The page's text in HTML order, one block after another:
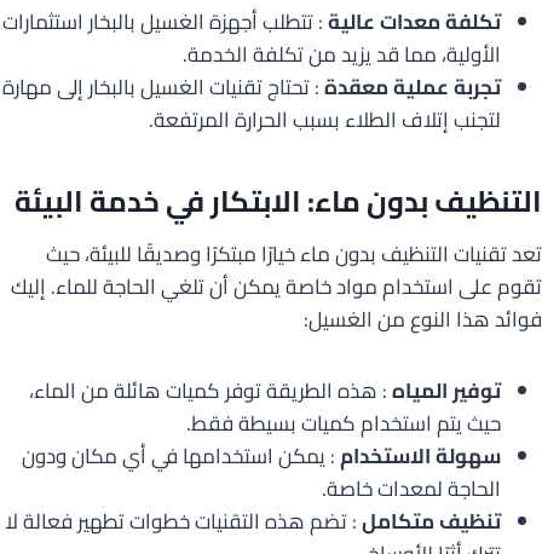
تكلفة معدات عالية: تتطلب أجهزة الغسيل بالبخار استثمارات
الأولية، مما قد يزيد من تكلفة الخدمة.
تجربة عملية معقدة: تحتاج تقنيات الغسيل بالبخار إلى مهارة
لتجنب إتلاف الطلاء بسبب الحرارة المرتفعة.
التنظيف بدون ماء: الابتكار في خدمة البيئة
تعد تقنيات التنظيف بدون ماء خيارًا مبتكرًا وصديقًا للبيئة، حيث
تقوم على استخدام مواد خاصة يمكن أن تلغي الحاجة للماء. إليك
فوائد هذا النوع من الغسيل:
توفير المياه: هذه الطريقة توفر كميات هائلة من الماء،
حيث يتم استخدام كميات بسيطة فقط.
سهولة الاستخدام: يمكن استخدامها في أي مكان ودون
الحاجة لمعدات خاصة.
تنظيف متكامل: تضم هذه التقنيات خطوات تطهير فعالة لا